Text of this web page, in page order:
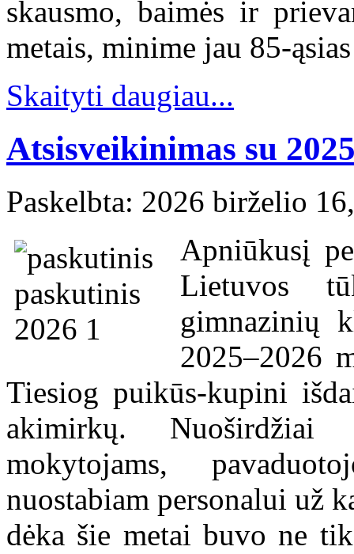
skausmo, baimės ir
metais, minime jau 85-
Skaityti daugiau...
Atsisveikinimas su
Paskelbta: 2026 birželio
Apniūkusį
Lietuvos
gimnazinių
2025–2026
Tiesiog puikūs-kupini
akimirkų. Nuoširdžiai
mokytojams,
nuostabiam personalui už
dėka šie metai buvo ne